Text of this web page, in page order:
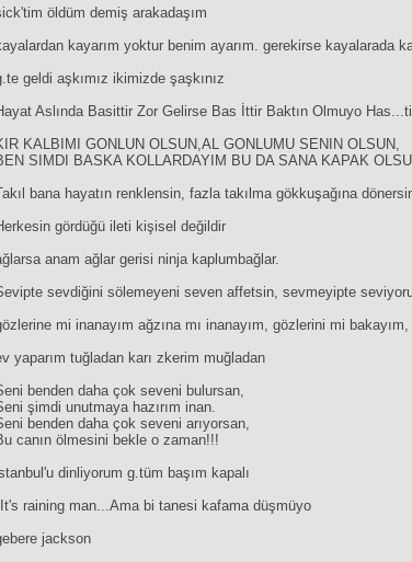
öldüm demiş arakadaşım
kayarım yoktur benim ayarım. gerekirse kayalarada
geldi aşkımız ikimizde şaşkınız
Aslında Basittir Zor Gelirse Bas İttir Baktın Olmuyo
KALBIMI GONLUN OLSUN,AL GONLUMU SENIN OLSUN,
SIMDI BASKA KOLLARDAYIM BU DA SANA KAPAK
bana hayatın renklensin, fazla takılma gökkuşağına
gördüğü ileti kişisel değildir
anam ağlar gerisi ninja kaplumbağlar.
sevdiğini sölemeyeni seven affetsin, sevmeyipte
mi inanayım ağzına mı inanayım, gözlerini mi bakayım,
yaparım tuğladan karı zkerim muğladan
benden daha çok seveni bulursan,
şimdi unutmaya hazırım inan.
benden daha çok seveni arıyorsan,
canın ölmesini bekle o zaman!!!
dinliyorum g.tüm başım kapalı
raining man...Ama bi tanesi kafama düşmüyo
jackson